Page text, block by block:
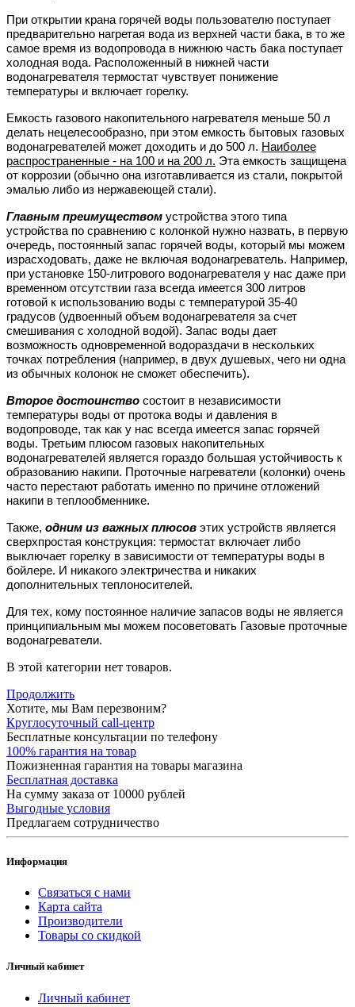
При открытии крана горячей воды пользователю поступает
предварительно нагретая вода из верхней части бака, в то же
самое время из водопровода в нижнюю часть бака поступает
холодная вода. Расположенный в нижней части
водонагревателя термостат чувствует понижение
температуры и включает горелку.
Емкость газового накопительного нагревателя меньше 50 л
делать нецелесообразно, при этом емкость бытовых газовых
водонагревателей может доходить и до 500 л. Наиболее
распространенные - на 100 и на 200 л. Эта емкость защищена
от коррозии (обычно она изготавливается из стали, покрытой
эмалью либо из нержавеющей стали).
Главным преимуществом устройства этого типа
устройства по сравнению с колонкой нужно назвать, в первую
очередь, постоянный запас горячей воды, который мы можем
израсходовать, даже не включая водонагреватель. Например,
при установке 150-литрового водонагревателя у нас даже при
временном отсутствии газа всегда имеется 300 литров
готовой к использованию воды с температурой 35-40
градусов (удвоенный объем водонагревателя за счет
смешивания с холодной водой). Запас воды дает
возможность одновременной водораздачи в нескольких
точках потребления (например, в двух душевых, чего ни одна
из обычных колонок не сможет обеспечить).
Второе достоинство состоит в независимости
температуры воды от протока воды и давления в
водопроводе, так как у нас всегда имеется запас горячей
воды. Третьим плюсом газовых накопительных
водонагревателей является гораздо большая устойчивость к
образованию накипи. Проточные нагреватели (колонки) очень
часто перестают работать именно по причине отложений
накипи в теплообменнике.
Также, одним из важных плюсов этих устройств является
сверхпростая конструкция: термостат включает либо
выключает горелку в зависимости от температуры воды в
бойлере. И никакого электричества и никаких
дополнительных теплоносителей.
Для тех, кому постоянное наличие запасов воды не является
принципиальным мы можем посоветовать Газовые проточные
водонагреватели.
В этой категории нет товаров.
Продолжить
Хотите, мы Вам перезвоним?
Круглосуточный call-центр
Бесплатные консультации по телефону
100% гарантия на товар
Пожизненная гарантия на товары магазина
Бесплатная доставка
На сумму заказа от 10000 рублей
Выгодные условия
Предлагаем сотрудничество
Информация
Связаться с нами
Карта сайта
Производители
Товары со скидкой
Личный кабинет
Личный кабинет